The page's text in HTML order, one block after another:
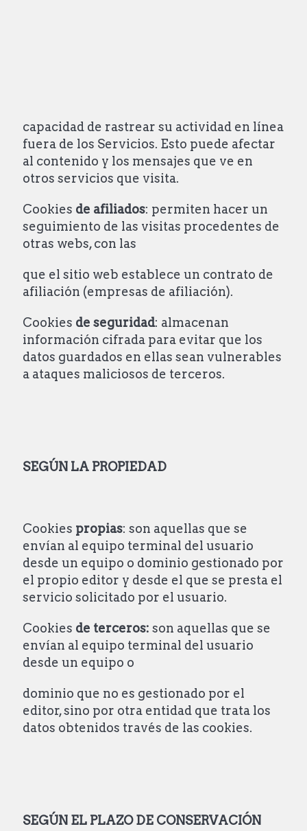
capacidad de rastrear su actividad en línea
fuera de los Servicios. Esto puede afectar
al contenido y los mensajes que ve en
otros servicios que visita.
Cookies de afiliados: permiten hacer un
seguimiento de las visitas procedentes de
otras webs, con las
que el sitio web establece un contrato de
afiliación (empresas de afiliación).
Cookies de seguridad: almacenan
información cifrada para evitar que los
datos guardados en ellas sean vulnerables
a ataques maliciosos de terceros.
SEGÚN LA PROPIEDAD
Cookies propias: son aquellas que se
envían al equipo terminal del usuario
desde un equipo o dominio gestionado por
el propio editor y desde el que se presta el
servicio solicitado por el usuario.
Cookies de terceros: son aquellas que se
envían al equipo terminal del usuario
desde un equipo o
dominio que no es gestionado por el
editor, sino por otra entidad que trata los
datos obtenidos través de las cookies.
SEGÚN EL PLAZO DE CONSERVACIÓN